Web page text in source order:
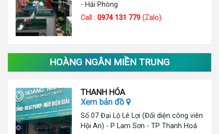
- Hải Phòng
Call :0974 131 779 (Zalo)
HOÀNG NGÂN MIỀN TRUNG
THANH HÓA
Xem bản đồ
Số 07 Đại Lộ Lê Lợi (Đối diện công viên
Hội An) - P Lam Sơn - TP Thanh Hoá